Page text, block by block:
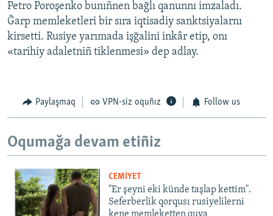
Petro Poroşenko bunıñnen bağlı qanunnı imzaladı.
Ğarp memleketleri bir sıra iqtisadiy sanktsiyalarnı
kirsetti. Rusiye yarımada işğalini inkâr etip, onı
«tarihiy adaletniñ tiklenmesi» dep adlay.
Paylaşmaq VPN-siz oquñız Follow us
Oqumağa devam etiñiz
CEMİYET
"Er şeyni eki künde taşlap kettim".
Seferberlik qorqusı rusiyelilerni